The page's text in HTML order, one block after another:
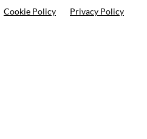
Cookie Policy Privacy Policy